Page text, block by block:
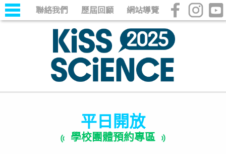
聯絡我們 歷屆回顧 網站導覽
平日開放
學校團體預約專區